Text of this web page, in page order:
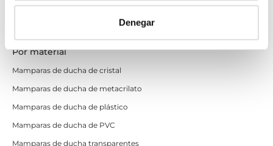
Denegar
Por material
Mamparas de ducha de cristal
Mamparas de ducha de metacrilato
Mamparas de ducha de plástico
Mamparas de ducha de PVC
Mamparas de ducha transparentes